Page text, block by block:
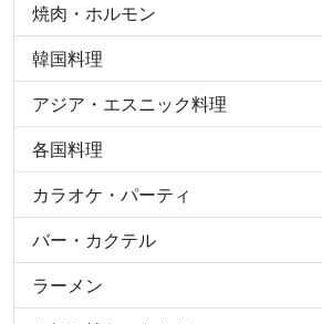
焼肉・ホルモン
韓国料理
アジア・エスニック料理
各国料理
カラオケ・パーティ
バー・カクテル
ラーメン